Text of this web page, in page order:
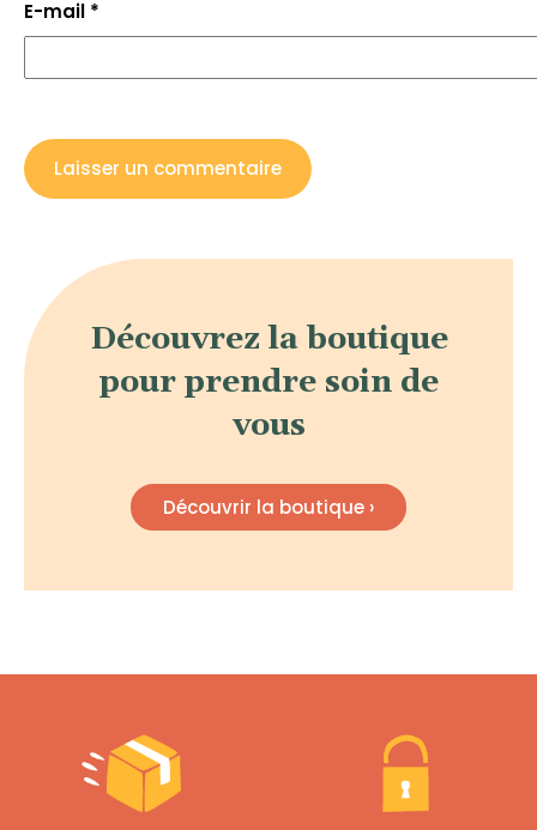
E-mail *
Découvrez la boutique
pour prendre soin de
vous
Découvrir la boutique ›